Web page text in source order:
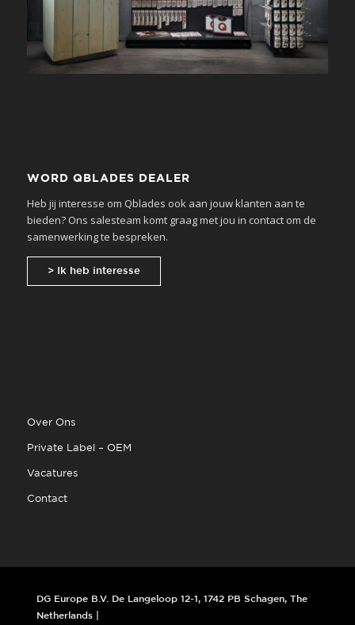
WORD QBLADES DEALER
Heb jij interesse om Qblades ook aan jouw klanten aan te
bieden? Ons salesteam komt graag met jou in contact om de
samenwerking te bespreken.
> Ik heb interesse
Over Ons
Private Label – OEM
Vacatures
Contact
DG Europe B.V. De Langeloop 12-1, 1742 PB Schagen, The
Netherlands |